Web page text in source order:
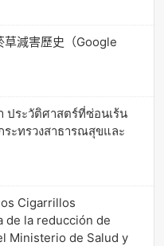
草減害歷史（Google
ประวัติศาสตร์ที่ซ่อนเร้น
ะทรวงสาธารณสุขและ
Cigarrillos
de la reducción de
Ministerio de Salud y